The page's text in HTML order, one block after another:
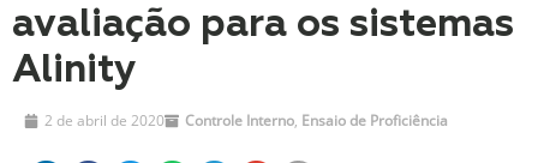
avaliação para os sistemas
Alinity
2 de abril de 2020 Controle Interno, Ensaio de Proficiência